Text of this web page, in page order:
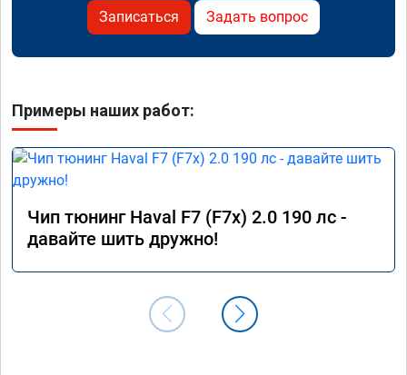
Записаться Задать вопрос
Примеры наших работ:
Чип тюнинг Haval F7 (F7x) 2.0 190 лс -
давайте шить дружно!